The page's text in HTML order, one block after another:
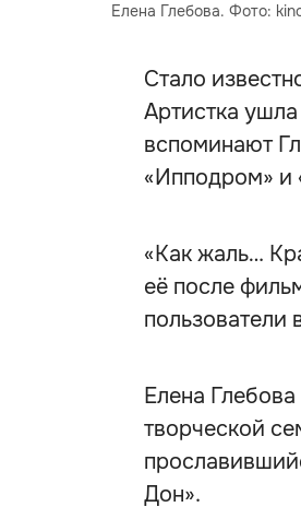
Елена Глебова. Фото:
Стало
Артистка
вспоминают
«Ипподром» и
«Как жаль…
её после
пользователи
Елена
творческой
Дон».